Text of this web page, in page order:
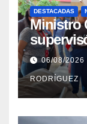
DESTACADAS
Ministro
en La
06/08/2026
RODRÍGUEZ